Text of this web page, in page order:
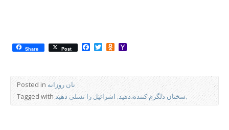
Share Post Facebook
TwitterOdnoklassniki
Posted in نان روزانه
Tagged with
سخنان دلگرم کننده،دهید. اسرائیل را تسلی دهید.